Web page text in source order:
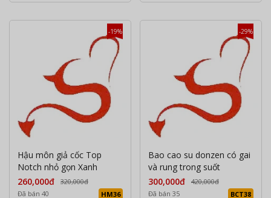
-19%
Hậu môn giả cốc Top
Notch nhỏ gọn Xanh
260,000đ
320,000đ
Đã bán 40
HM36
-29%
Bao cao su donzen có gai
và rung trong suốt
300,000đ
420,000đ
Đã bán 35
BCT38